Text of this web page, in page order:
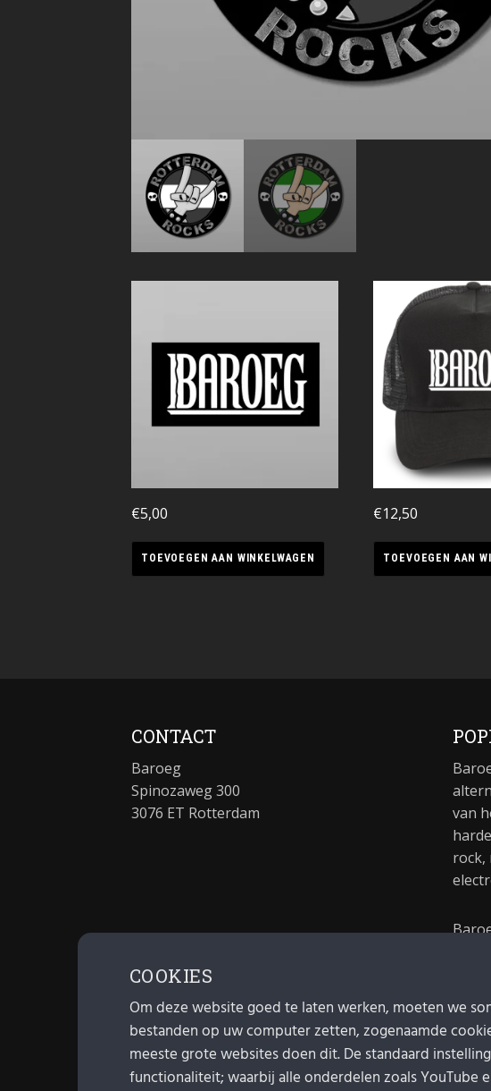
€5,00
TOEVOEGEN AAN WINKELWAGEN
€12,50
TOEVOEGEN AAN
CONTACT
Baroeg
Spinozaweg 300
3076 ET Rotterdam
van
rock,
COOKIES
Om deze website goed te laten werken, moeten we
bestanden op uw computer zetten, zogenaamde
meeste grote websites doen dit. De standaard
functionaliteit; waarbij alle onderdelen zoals YouTube